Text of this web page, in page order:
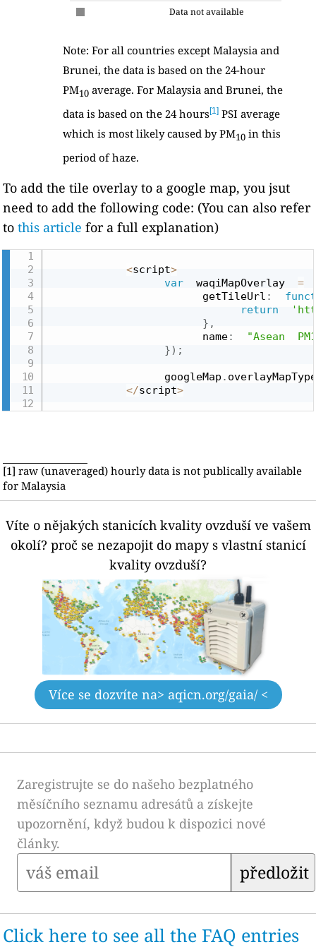
Data not available
Note: For all countries except Malaysia and
Brunei, the data is based on the 24-hour
PM10average. For Malaysia and Brunei, the
data is based on the 24 hours[1]PSI average
which is most likely caused by PM10in this
period of haze.
To add the tile overlay to a google map, you jsut
need to add the following code: (You can also refer
tothis article for a full explanation)
<script>
var
  waqiMapOverlay
=
                        getTileUrl
:
return
} ,
                        name
:
"Asean
}) ;
                  googleMap
.
</script>
[1] raw (unaveraged) hourly data is not publically available
for Malaysia
Víte o nějakých stanicích kvality ovzduší ve vašem
okolí? proč se nezapojit do mapy s vlastní stanicí
kvality ovzduší?
Více se dozvíte na> aqicn.org/gaia/ <
Zaregistrujte se do našeho bezplatného
měsíčního seznamu adresátů a získejte
upozornění, když budou k dispozici nové
články.
předložit
Click here to see all the FAQ entries